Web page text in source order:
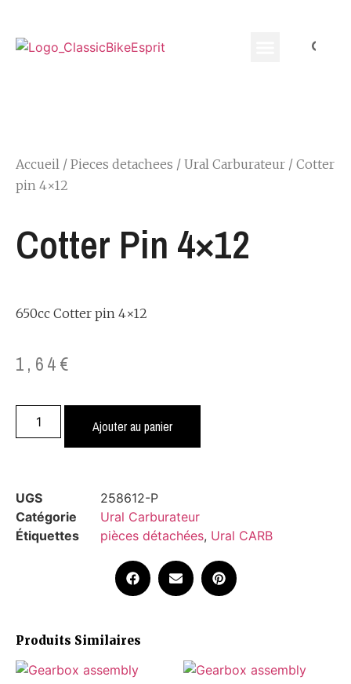
Accueil / Pieces detachees / Ural Carburateur / Cotter
pin 4×12
Cotter Pin 4×12
650cc Cotter pin 4×12
1,64€
Ajouter au panier
UGS
258612-P
Catégorie
Ural Carburateur
Étiquettes
pièces détachées, Ural CARB
Produits Similaires